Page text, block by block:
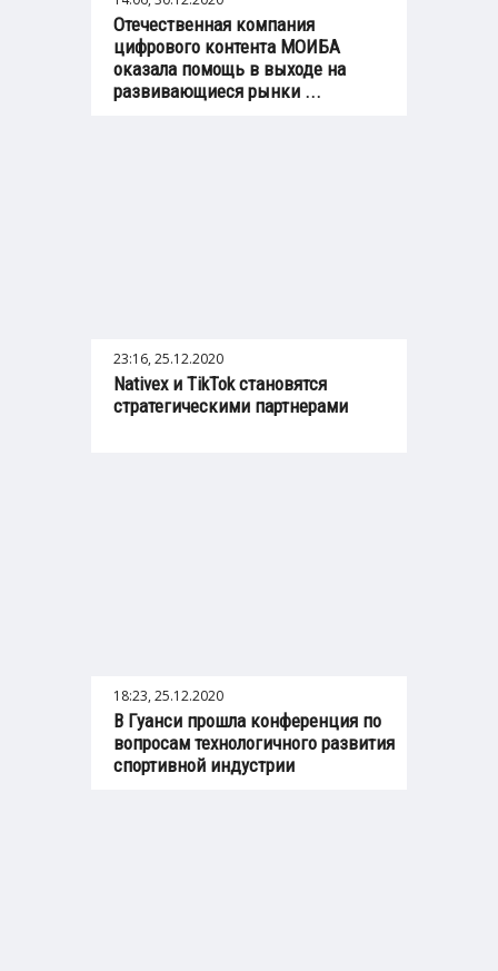
Отечественная компания
цифрового контента МОИБА
оказала помощь в выходе на
развивающиеся рынки ...
23:16, 25.12.2020
Nativex и TikTok становятся
стратегическими партнерами
18:23, 25.12.2020
В Гуанси прошла конференция по
вопросам технологичного развития
спортивной индустрии